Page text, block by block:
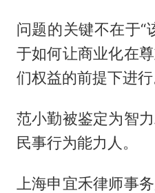
问题的关键不在于“
于如何让商业化在
们权益的前提下进行
范小勤被鉴定为智
民事行为能力人。
上海申宜禾律师事